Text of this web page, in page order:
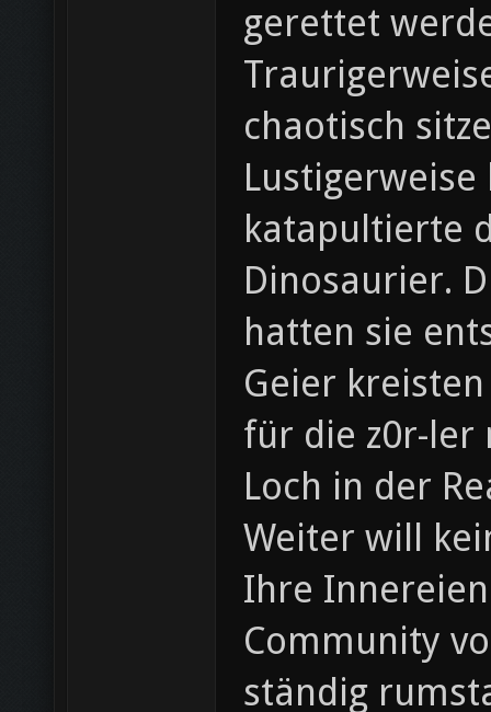
gerettet
chaotisch
katapultierte
Dinosaurier.
hatten sie
Geier
für die z0r-ler
Loch in der
Weiter will
Ihre
Community
ständig